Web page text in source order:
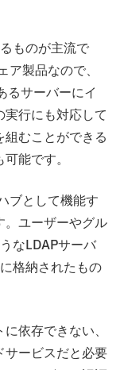
ものが主流で
製品なので、
るサーバーにイ
行にも対応して
むことができる
能です。
ブとして機能す
。ユーザーやグル
なLDAPサーバ
格納されたもの
依存できない、
サービスだと必要